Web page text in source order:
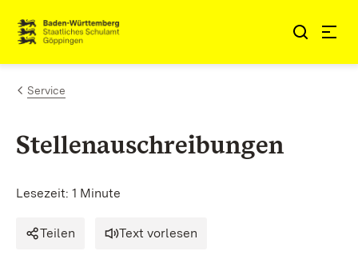
Zum Inhalt springen
Link zur Startseite
Service
Stellenauschreibungen
Lesezeit: 1 Minute
Teilen Text vorlesen